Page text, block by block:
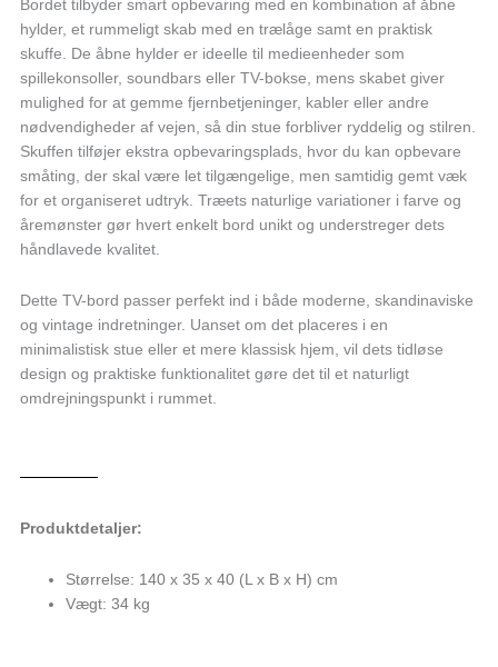
Bordet tilbyder smart opbevaring med en kombination af åbne
hylder, et rummeligt skab med en trælåge samt en praktisk
skuffe. De åbne hylder er ideelle til medieenheder som
spillekonsoller, soundbars eller TV-bokse, mens skabet giver
mulighed for at gemme fjernbetjeninger, kabler eller andre
nødvendigheder af vejen, så din stue forbliver ryddelig og stilren.
Skuffen tilføjer ekstra opbevaringsplads, hvor du kan opbevare
småting, der skal være let tilgængelige, men samtidig gemt væk
for et organiseret udtryk. Træets naturlige variationer i farve og
åremønster gør hvert enkelt bord unikt og understreger dets
håndlavede kvalitet.
Dette TV-bord passer perfekt ind i både moderne, skandinaviske
og vintage indretninger. Uanset om det placeres i en
minimalistisk stue eller et mere klassisk hjem, vil dets tidløse
design og praktiske funktionalitet gøre det til et naturligt
omdrejningspunkt i rummet.
Produktdetaljer:
Størrelse: 140 x 35 x 40 (L x B x H) cm
Vægt: 34 kg